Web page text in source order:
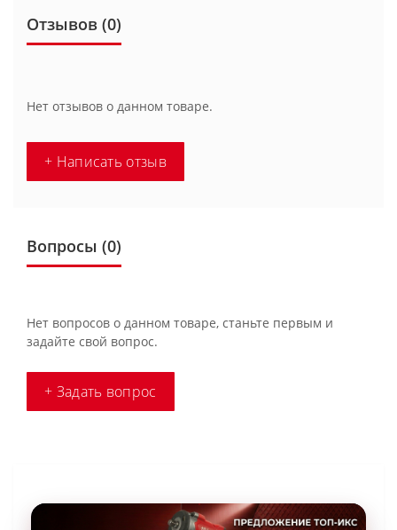
Отзывов (0)
Нет отзывов о данном товаре.
+ Написать отзыв
Вопросы (0)
Нет вопросов о данном товаре, станьте первым и
задайте свой вопрос.
+ Задать вопрос